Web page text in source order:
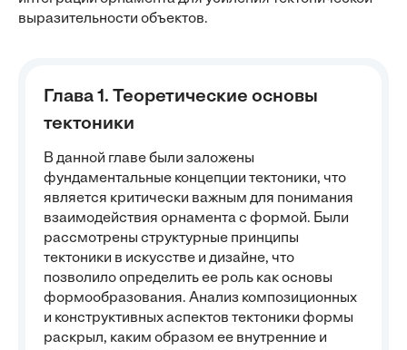
выразительности объектов.
Глава 1. Теоретические основы
тектоники
В данной главе были заложены
фундаментальные концепции тектоники, что
является критически важным для понимания
взаимодействия орнамента с формой. Были
рассмотрены структурные принципы
тектоники в искусстве и дизайне, что
позволило определить ее роль как основы
формообразования. Анализ композиционных
и конструктивных аспектов тектоники формы
раскрыл, каким образом ее внутренние и